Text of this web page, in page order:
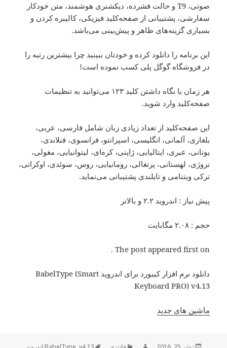
صوتی، T9 و حالت فشرده، دیکشنری هوشمند، متن خودکار
سفارشی، پشتیبانی از صفحه‌کلید فیزیکی، کالیبره کردن و
بسیاری گزینه‌های ظاهر و پیش‌بینی می‌باشد.
این برنامه را دانلود کرده و خودتان ببینید چرا بیشترین رتبه را
در فروشگاه گوگل پلی کسب نموده است!
هر زمان با نگاه داشتن کلید ۱۲۳ می‌توانید به تنظیمات
صفحه‌کلید وارد شوید.
این صفحه‌کلید از تعداد زیادی زبان شامل فارسی، عربی،
بلغاری، آلمانی، انگلیسی، اسپرانتو، فرانسوی، فنلاندی،
یونانی، عبری، ایتالیایی، ژاپنی، کره‌ای، لیتوانیایی، مغولی،
نروژی، لهستانی، پرتغالی، رومانیایی، روس، سوئدی، اوکرانی،
ترکی ویتنامی و تایلندی پشتیبانی می‌نماید.
پیش نیاز : اندروید ۲.۲ و بالاتر
حجم : ۲.۰۸ مگابایت
The post appeared first on .
دانلود نرم افزار کیبورد برای اندروید BabelType (Smart
Keyboard PRO) v4.13
ماشین های جدید